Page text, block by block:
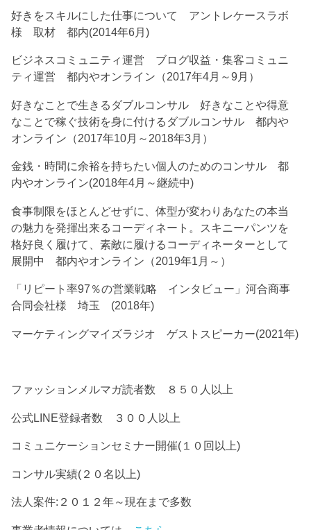
好きをスキルにした仕事について アントレケースラボ
様 取材 都内(2014年6月)
ビジネスコミュニティ運営 ブログ収益・集客コミュニ
ティ運営 都内やオンライン（2017年4月～9月）
好きなことで生きるダブルコンサル 好きなことや得意
なことで稼ぐ技術を身に付けるダブルコンサル 都内や
オンライン（2017年10月～2018年3月）
金銭・時間に余裕を持ちたい個人のためのコンサル 都
内やオンライン(2018年4月～継続中)
食事制限をほとんどせずに、体型が変わりあなたの本当
の魅力を発揮出来るコーディネート。スキニーパンツを
格好良く履けて、素敵に履けるコーディネーターとして
展開中 都内やオンライン（2019年1月～）
「リピート率97％の営業戦略 インタビュー」河合商事
合同会社様 埼玉 (2018年)
マーケティングマイズラジオ ゲストスピーカー(2021年)
ファッションメルマガ読者数 ８５０人以上
公式LINE登録者数 ３００人以上
コミュニケーションセミナー開催(１０回以上)
コンサル実績(２０名以上)
法人案件:２０１２年～現在まで多数